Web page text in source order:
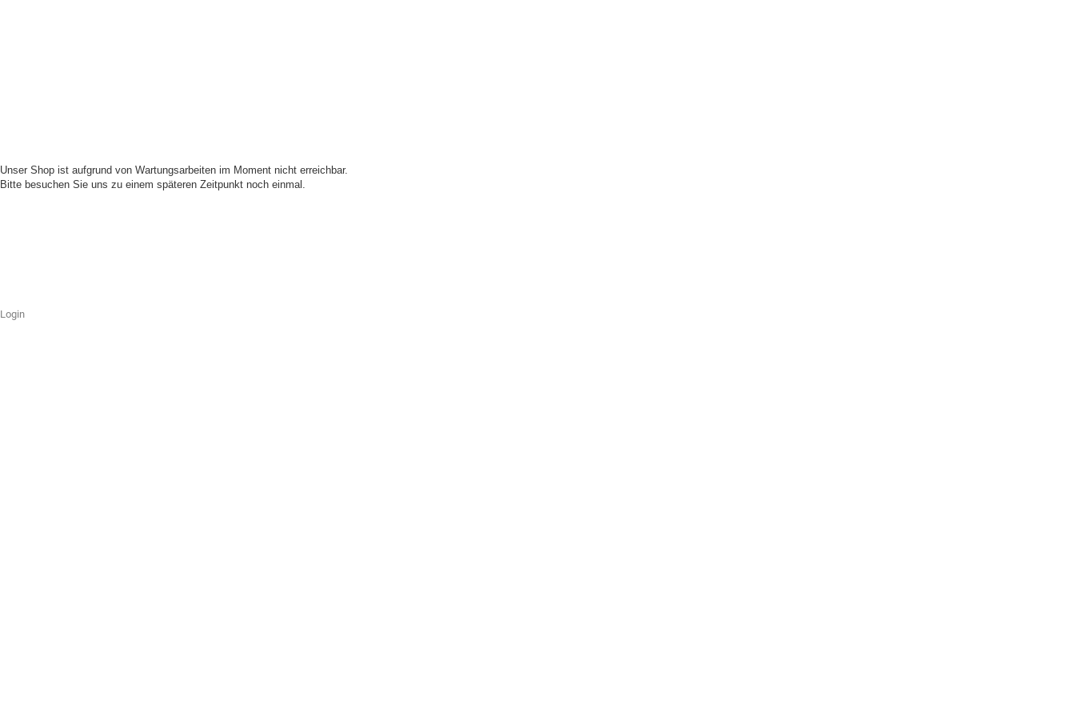
Unser Shop ist aufgrund von Wartungsarbeiten im Moment nicht erreichbar.
Bitte besuchen Sie uns zu einem späteren Zeitpunkt noch einmal.
Login